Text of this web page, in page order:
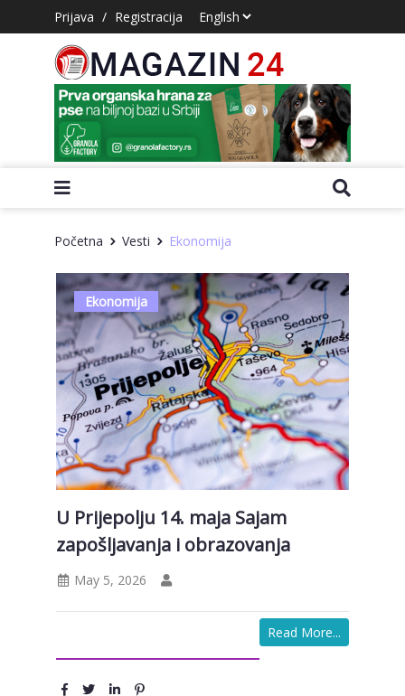
Prijava / Registracija
Početna Vesti Ekonomija
Ekonomija
U Prijepolju 14. maja Sajam
zapošljavanja i obrazovanja
May 5, 2026
Read More...